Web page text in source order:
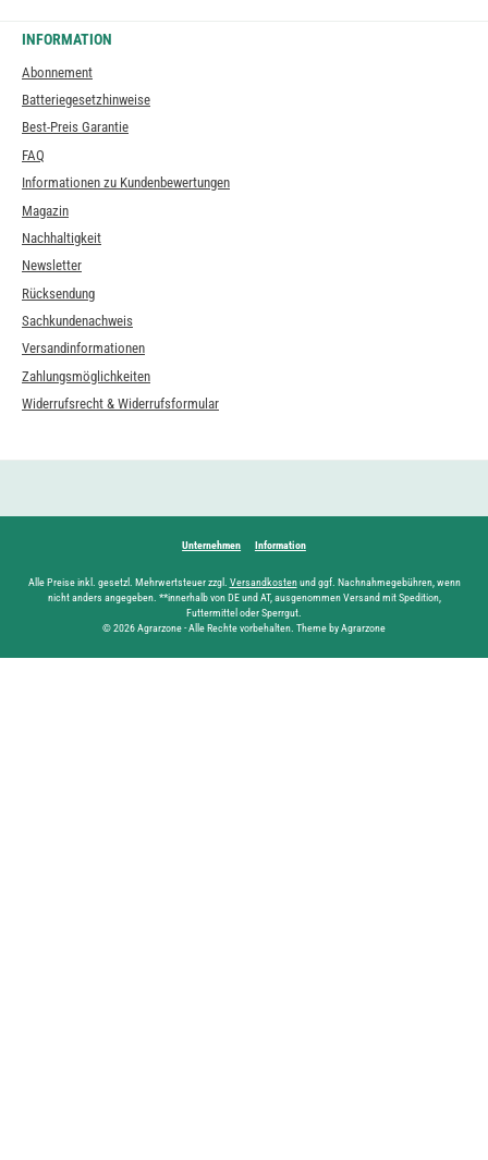
INFORMATION
Abonnement
Batteriegesetzhinweise
Best-Preis Garantie
FAQ
Informationen zu Kundenbewertungen
Magazin
Nachhaltigkeit
Newsletter
Rücksendung
Sachkundenachweis
Versandinformationen
Zahlungsmöglichkeiten
Widerrufsrecht & Widerrufsformular
Unternehmen Information
Alle Preise inkl. gesetzl. Mehrwertsteuer zzgl. Versandkostenund ggf. Nachnahmegebühren, wenn
nicht anders angegeben. **innerhalb von DE und AT, ausgenommen Versand mit Spedition,
Futtermittel oder Sperrgut.
© 2026 Agrarzone - Alle Rechte vorbehalten. Theme by Agrarzone